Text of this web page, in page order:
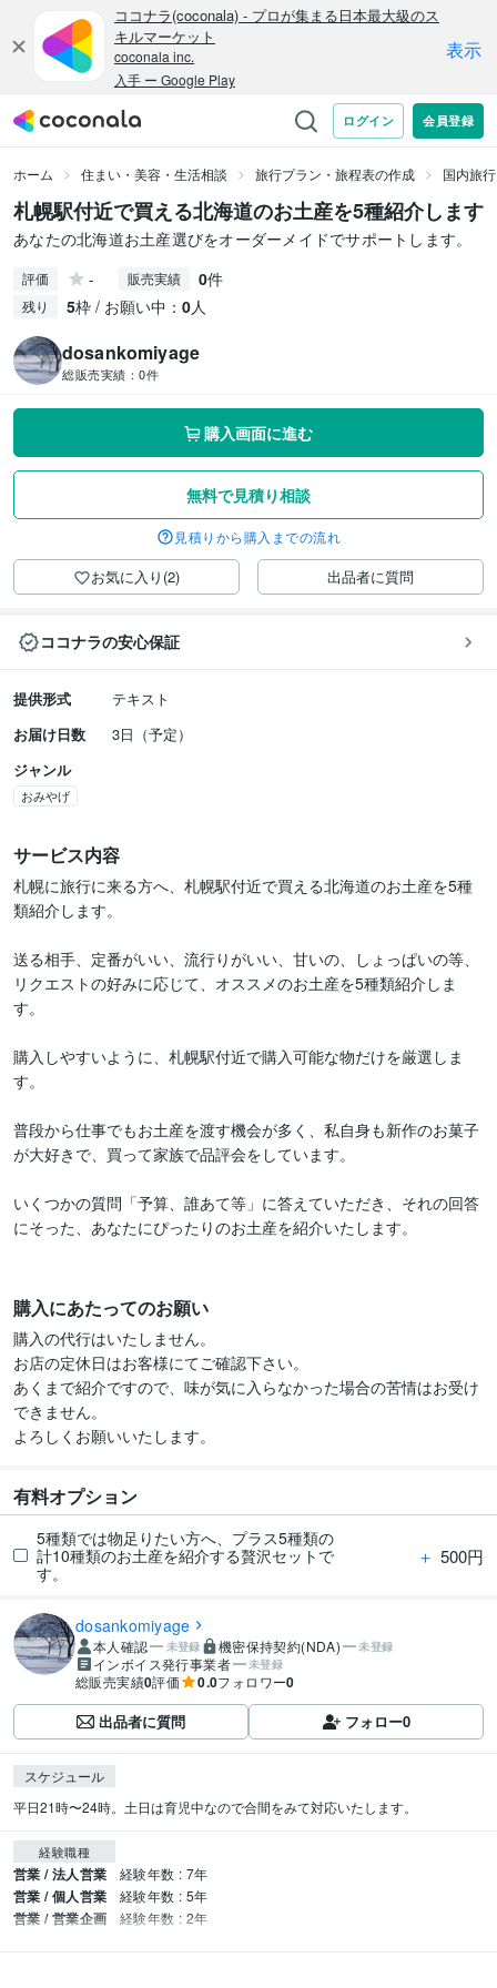
ホーム 住まい・美容・生活相談 旅行プラン・旅程表の作成 国内旅
札幌駅付近で買える北海道のお土産を5種紹介します
あなたの北海道お土産選びをオーダーメイドでサポートします。
評価 - 販売実績 0件
残り 5枠 / お願い中： 0人
dosankomiyage
総販売実績： 0件
購入画面に進む
無料で見積り相談
見積りから購入までの流れ
お気に入り(2) 出品者に質問
ココナラの安心保証
提供形式
テキスト
お届け日数
3日（予定）
ジャンル
おみやげ
サービス内容
札幌に旅行に来る方へ、札幌駅付近で買える北海道のお土産を5種
類紹介します。
送る相手、定番がいい、流行りがいい、甘いの、しょっぱいの等、
リクエストの好みに応じて、オススメのお土産を5種類紹介しま
す。
購入しやすいように、札幌駅付近で購入可能な物だけを厳選しま
す。
普段から仕事でもお土産を渡す機会が多く、私自身も新作のお菓子
が大好きで、買って家族で品評会をしています。
いくつかの質問「予算、誰あて等」に答えていただき、それの回答
にそった、あなたにぴったりのお土産を紹介いたします。
購入にあたってのお願い
購入の代行はいたしません。
お店の定休日はお客様にてご確認下さい。
あくまで紹介ですので、味が気に入らなかった場合の苦情はお受け
できません。
よろしくお願いいたします。
有料オプション
5種類では物足りたい方へ、プラス5種類の
計10種類のお土産を紹介する贅沢セットで
す。
＋ 500円
dosankomiyage
本人確認 未登録 機密保持契約(NDA) 未登録
インボイス発行事業者 未登録
総販売実績0評価 0.0フォロワー0
出品者に質問 フォロー0
スケジュール
平日21時〜24時。土日は育児中なので合間をみて対応いたします。
経験職種
営業 / 法人営業 経験年数 : 7年
営業 / 個人営業 経験年数 : 5年
営業 / 営業企画 経験年数 : 2年